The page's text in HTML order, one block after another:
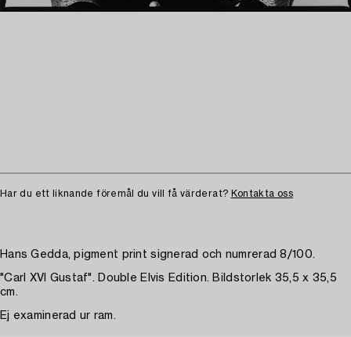
Har du ett liknande föremål du vill få värderat? Kontakta oss
Hans Gedda, pigment print signerad och numrerad 8/100.
"Carl XVI Gustaf". Double Elvis Edition. Bildstorlek 35,5 x 35,5
cm.
Ej examinerad ur ram.